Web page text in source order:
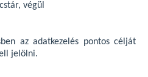
végül
az adatkezelés pontos célját
jelölni.